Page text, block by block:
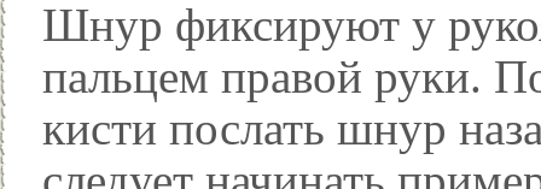
Шнур фиксируют у
пальцем правой руки.
кисти послать шнур